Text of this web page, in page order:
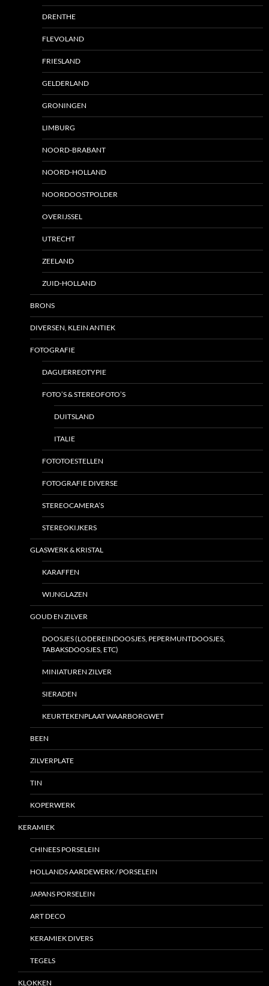
DRENTHE
FLEVOLAND
FRIESLAND
GELDERLAND
GRONINGEN
LIMBURG
NOORD-BRABANT
NOORD-HOLLAND
NOORDOOSTPOLDER
OVERIJSSEL
UTRECHT
ZEELAND
ZUID-HOLLAND
BRONS
DIVERSEN, KLEIN ANTIEK
FOTOGRAFIE
DAGUERREOTYPIE
FOTO’S & STEREOFOTO’S
DUITSLAND
ITALIE
FOTOTOESTELLEN
FOTOGRAFIE DIVERSE
STEREOCAMERA’S
STEREOKIJKERS
GLASWERK & KRISTAL
KARAFFEN
WIJNGLAZEN
GOUD EN ZILVER
DOOSJES (LODEREINDOOSJES, PEPERMUNTDOOSJES,
TABAKSDOOSJES, ETC)
MINIATUREN ZILVER
SIERADEN
KEURTEKENPLAAT WAARBORGWET
BEEN
ZILVERPLATE
TIN
KOPERWERK
KERAMIEK
CHINEES PORSELEIN
HOLLANDS AARDEWERK / PORSELEIN
JAPANS PORSELEIN
ART DECO
KERAMIEK DIVERS
TEGELS
KLOKKEN